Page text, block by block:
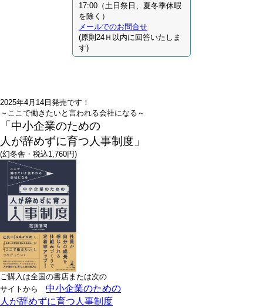
17:00（土日祭日、夏冬季休暇
を除く）
メールでのお問合せ
(原則24Ｈ以内に回答いたしま
す)
2025年4月14日発売です！
～ここで働きたいと言われる会社になる～
「中小企業のための
人が辞めずに育つ人事制度」
(幻冬舎・税込1,760円)
ご購入は全国の書店または次の
サイトから 中小企業のための
人が辞めずに育つ人事制度